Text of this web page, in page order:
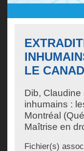
LE
Dib, Claudine
inhumains :
Montréal
Maîtrise en
Fichier(s)